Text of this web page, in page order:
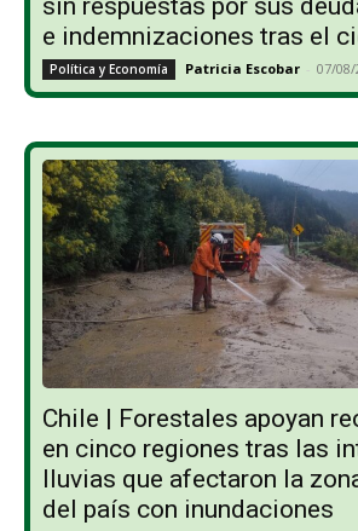
sin respuestas por sus
e indemnizaciones tras el
Política y Economía Patricia Escobar - 07/08/
Chile | Forestales apoyan
en cinco regiones tras las
lluvias que afectaron la
del país con inundaciones